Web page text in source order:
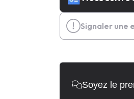
Signaler une
Soyez le